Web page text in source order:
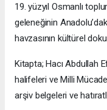
19. yüzyıl Osmanlı
geleneğinin
havzasının kültürel
Kitapta; Hacı Abdullah
halifeleri ve Milli
arşiv belgeleri ve